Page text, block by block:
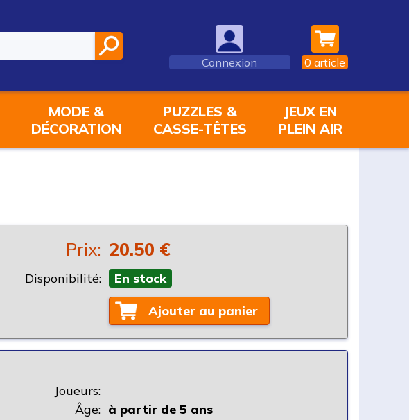
Connexion 0 article
MODE &
DÉCORATION
PUZZLES &
CASSE-TÊTES
JEUX EN
PLEIN AIR
Prix: 20.50 €
Disponibilité: En stock
Ajouter au panier
Joueurs:
Âge: à partir de 5 ans